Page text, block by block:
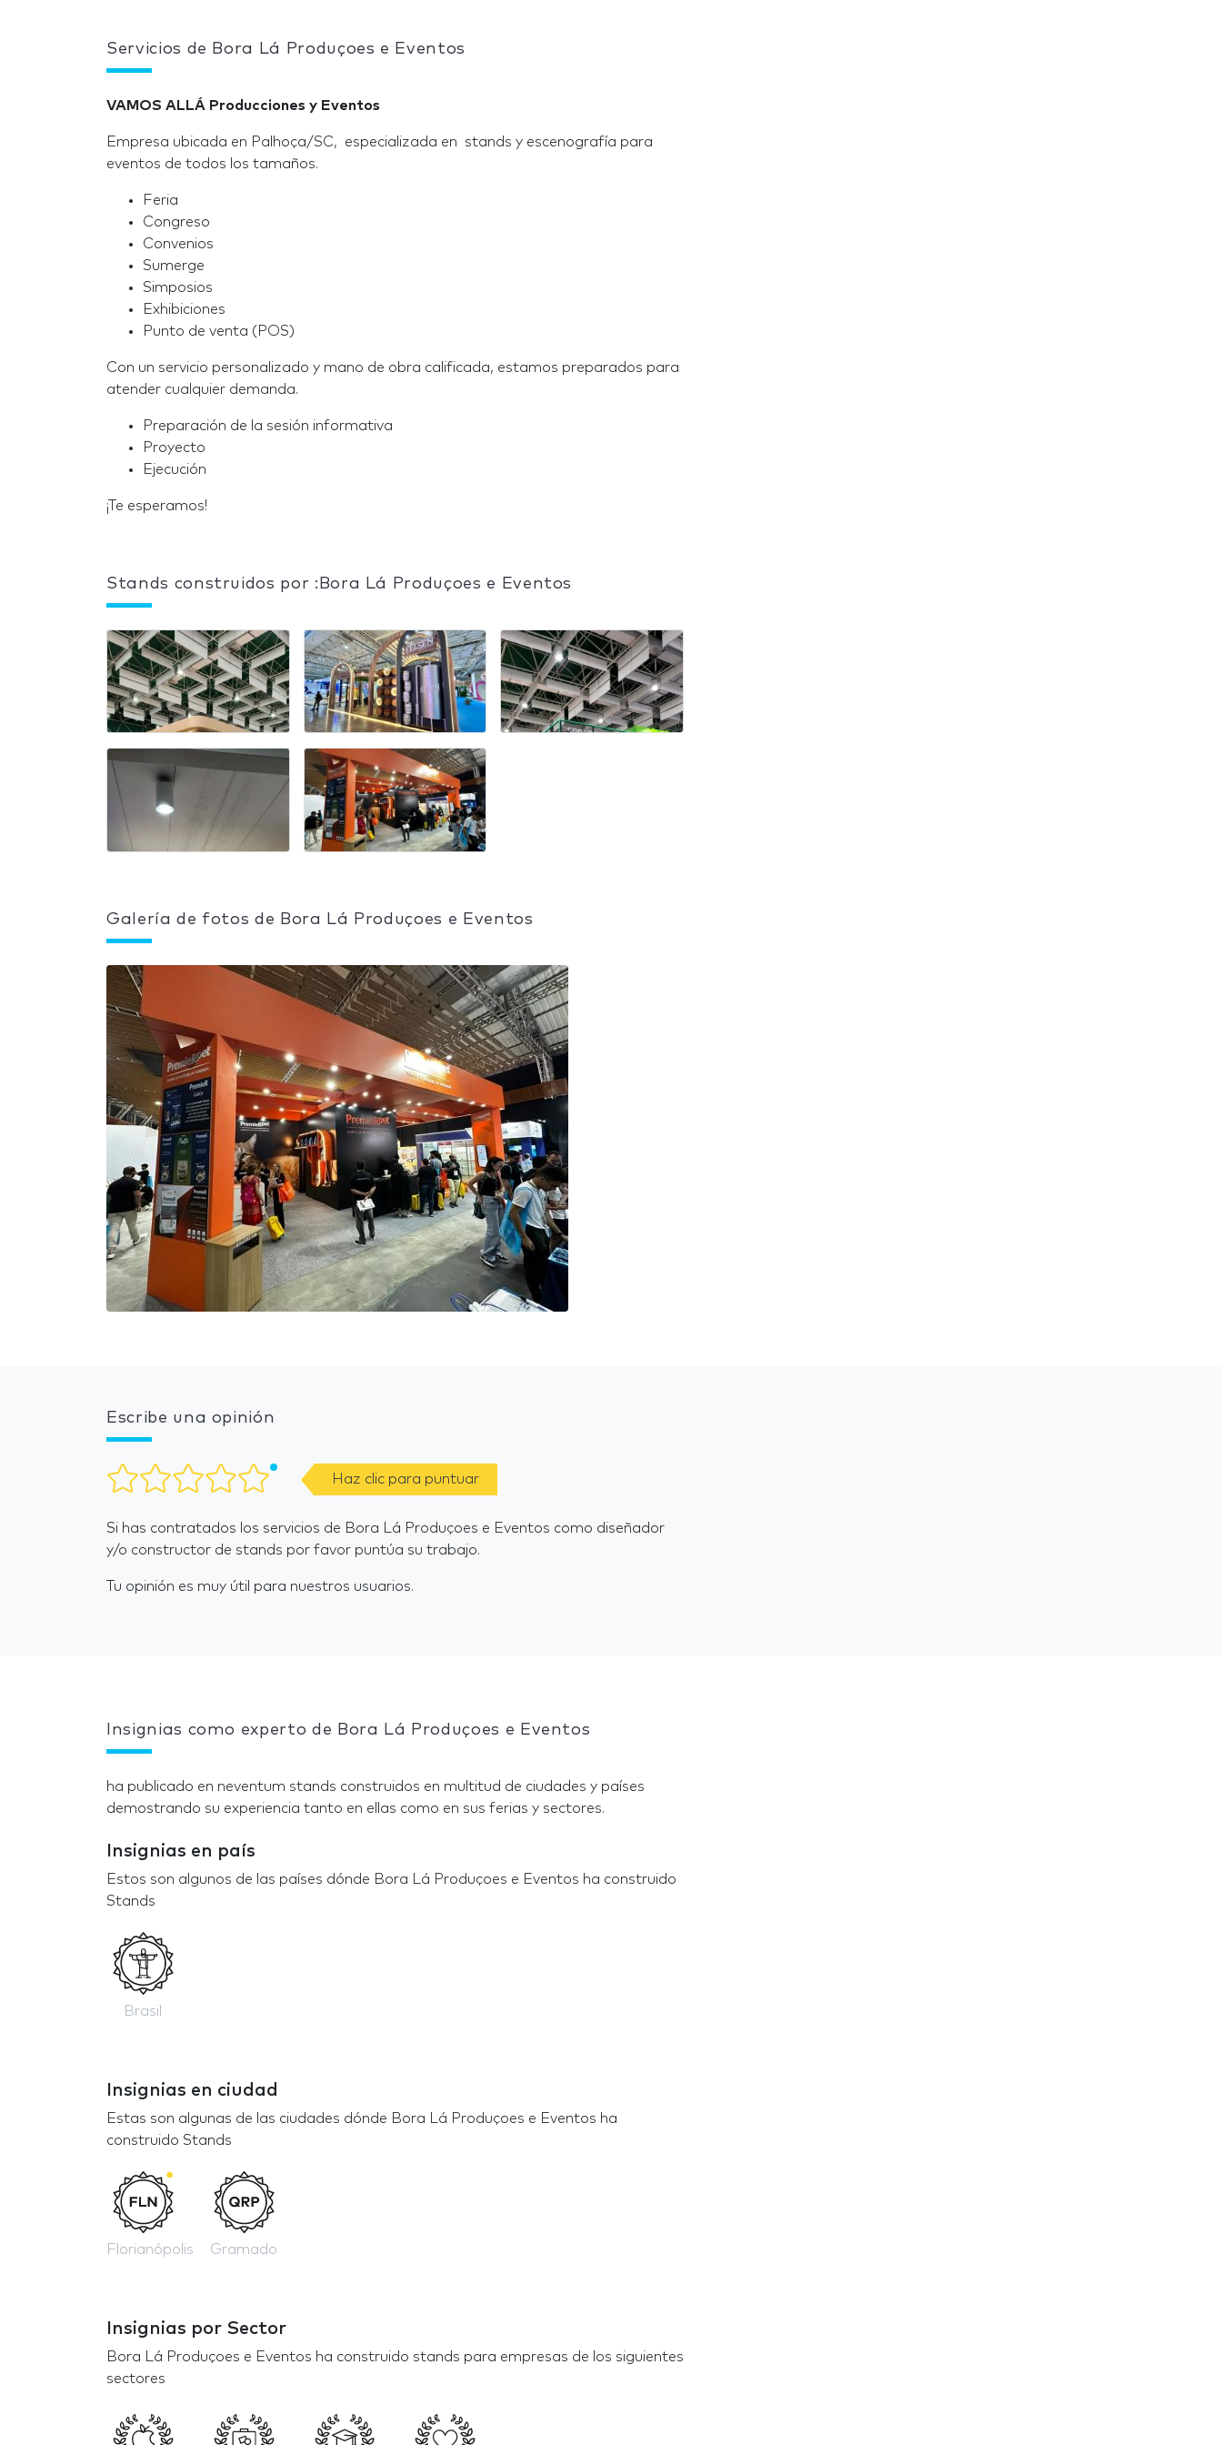
Servicios de Bora Lá Produçoes e Eventos
VAMOS ALLÁ Producciones y Eventos
Empresa ubicada en Palhoça/SC, especializada en stands y escenografía para
eventos de todos los tamaños.
Feria
Congreso
Convenios
Sumerge
Simposios
Exhibiciones
Punto de venta (POS)
Con un servicio personalizado y mano de obra calificada, estamos preparados para
atender cualquier demanda.
Preparación de la sesión informativa
Proyecto
Ejecución
¡Te esperamos!
Stands construidos por :Bora Lá Produçoes e Eventos
Galería de fotos de Bora Lá Produçoes e Eventos
Escribe una opinión
Haz clic para puntuar
Si has contratados los servicios de Bora Lá Produçoes e Eventos como diseñador
y/o constructor de stands por favor puntúa su trabajo.
Tu opinión es muy útil para nuestros usuarios.
Insignias como experto de Bora Lá Produçoes e Eventos
ha publicado en neventum stands construidos en multitud de ciudades y países
demostrando su experiencia tanto en ellas como en sus ferias y sectores.
Insignias en país
Estos son algunos de las países dónde Bora Lá Produçoes e Eventos ha construido
Stands
Brasil
Insignias en ciudad
Estas son algunas de las ciudades dónde Bora Lá Produçoes e Eventos ha
construido Stands
Florianópolis Gramado
Insignias por Sector
Bora Lá Produçoes e Eventos ha construido stands para empresas de los siguientes
sectores